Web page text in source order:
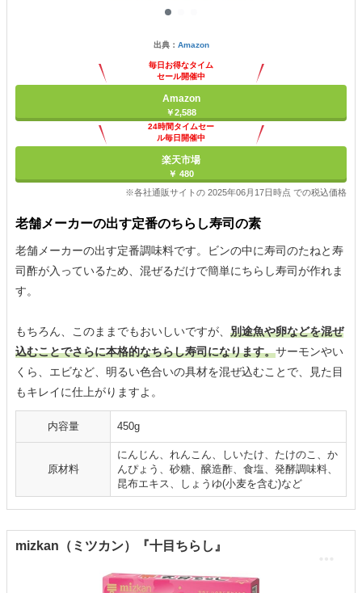
出典： Amazon
毎日お得なタイム
セール開催中
Amazon
￥2,588
24時間タイムセー
ル毎日開催中
楽天市場
￥ 480
※各社通販サイトの 2025年06月17日時点 での税込価格
老舗メーカーの出す定番のちらし寿司の素
老舗メーカーの出す定番調味料です。ビンの中に寿司のたねと寿
司酢が入っているため、混ぜるだけで簡単にちらし寿司が作れま
す。
もちろん、このままでもおいしいですが、 別途魚や卵などを混ぜ
込むことでさらに本格的なちらし寿司になります。サーモンやい
くら、エビなど、明るい色合いの具材を混ぜ込むことで、見た目
もキレイに仕上がりますよ。
内容量 450g
原材料
‎にんじん、れんこん、しいたけ、たけのこ、か
んぴょう、砂糖、醸造酢、食塩、発酵調味料、
昆布エキス、しょうゆ(小麦を含む)など
mizkan（ミツカン）『十目ちらし』